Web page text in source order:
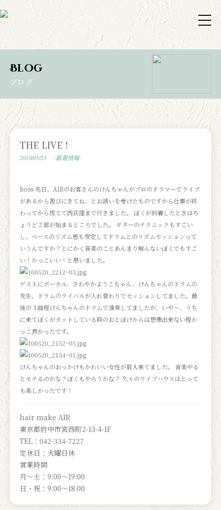
Blog
ブログ
THE LIVE !
2010/05/23 -新着情報-
boss 先日、AIRのお客さんのけんちゃんがプロのドラマーでライブ
があるから遊びにきてね、とお誘いを受けたものですから仕事が終
わってから慌てて西荻窪まで行きました。 ぼくが到着したときはち
ょうど２部が始まるところでした。 ギターのテクニックもすごい
し、ベースのリズム感も安定してドラムとのリズムセッションって
いうんですか？とにかく音楽のことあんまり解んないぼくでもすご
い！かっこいい！と思いました。
ゲストにボーカル、さわやかようこちゃん、けんちゃんのドラムの
先生、ドラムのライバルが入れ替わりでセッションしてました。最
後の３曲程けんちゃんのドラムで演奏してましたが、いや～、うち
に来てぼくがカットしている時のおとぼけからは想像出来ない程か
っこ良かったです。
けんちゃんのおっかけもかわいい女性が数人来てました。 音楽やる
とモテるのかな？ぼくもやろうかな？ 久々のライブハウスはとって
も楽しかったです！
hair make AIR
東京都府中市宮西町2-13-4-1F
TEL：042-334-7227
定休日：火曜日休
営業時間
月～土：9:00～19:00
日・祝：9:00～18:00